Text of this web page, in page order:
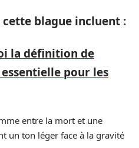
cette blague incluent :
la définition de
pour les
entre la mort et une
un ton léger face à la gravité